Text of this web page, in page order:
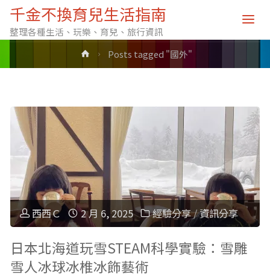
千金不換育兒生活指南
整理各種生活、玩樂、育兒、旅行資訊
標籤: 國外
HomePosts tagged "國外"
西西Ｃ 2 月 6, 2025 經驗分享/資訊分享
日本北海道玩雪STEAM科學實驗：雪雕
雪人冰球冰椎冰飾藝術